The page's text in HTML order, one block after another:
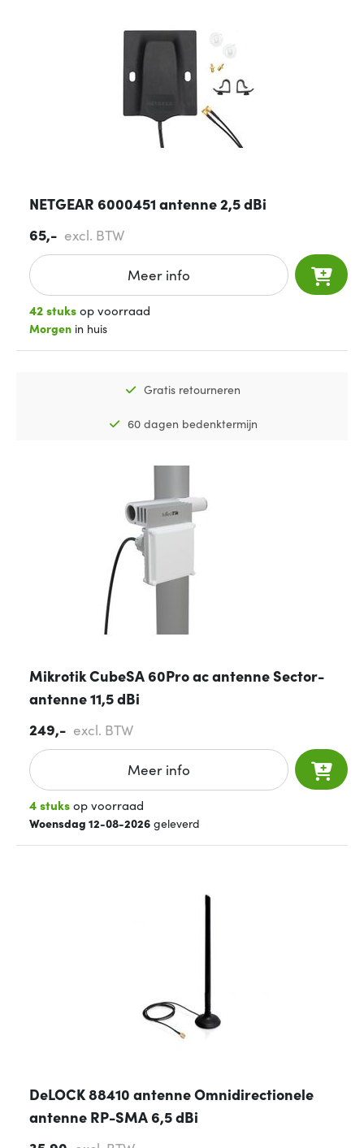
NETGEAR 6000451 antenne 2,5 dBi
65,- excl. BTW
Meer info
42 stuksop voorraad
Morgen in huis
Gratis retourneren
60 dagen bedenktermijn
Mikrotik CubeSA 60Pro ac antenne Sector-
antenne 11,5 dBi
249,- excl. BTW
Meer info
4 stuksop voorraad
Woensdag 12-08-2026 geleverd
DeLOCK 88410 antenne Omnidirectionele
antenne RP-SMA 6,5 dBi